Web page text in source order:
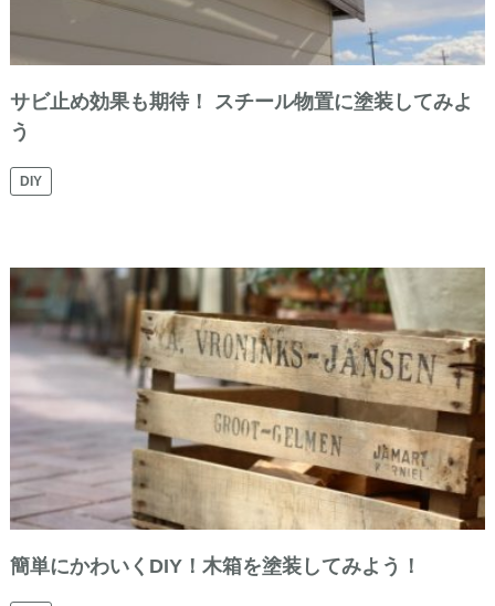
サビ止め効果も期待！ スチール物置に塗装してみよ
う
DIY
簡単にかわいくDIY！木箱を塗装してみよう！